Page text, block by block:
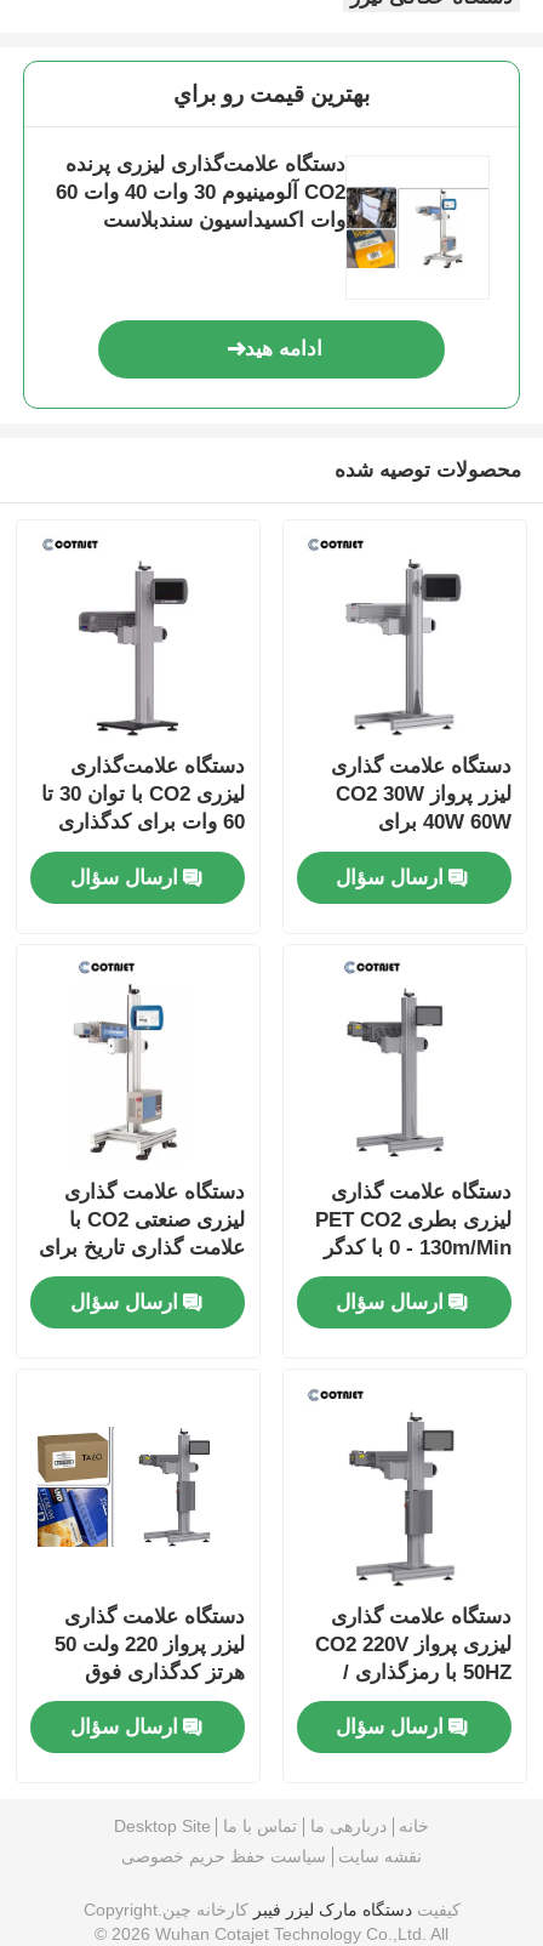
بهترين قيمت رو براي
دستگاه علامت‌گذاری لیزری پرنده
CO2 آلومینیوم 30 وات 40 وات 60
وات اکسیداسیون سندبلاست
ادامه هید
محصولات توصیه شده
دستگاه علامت گذاری
لیزر پرواز CO2 30W
40W 60W برای
الکترونیک / داروسازی
ارسال سؤال
دستگاه علامت‌گذاری
لیزری CO2 با توان 30 تا
60 وات برای کدگذاری
بطری در خط تولید
ارسال سؤال
دستگاه علامت گذاری
لیزری بطری PET CO2
0 - 130m/Min با کدگر
لیزر
ارسال سؤال
دستگاه علامت گذاری
لیزری صنعتی CO2 با
علامت گذاری تاریخ برای
بطری PET
ارسال سؤال
دستگاه علامت گذاری
لیزری پرواز CO2 220V
50HZ با رمزگذاری /
علامت گذاری
ارسال سؤال
دستگاه علامت گذاری
لیزر پرواز 220 ولت 50
هرتز کدگذاری فوق
العاده همه کاره پیکربندی
های مختلفارسال سؤال
خانه دربارهی ما تماس با ما
Desktop Site
نقشه سایت
سیاست حفظ حریم خصوصی
کیفیتدستگاه مارک لیزر فیبر
کارخانه چین.Copyright
© 2026 Wuhan Cotajet Technology Co.,Ltd. All